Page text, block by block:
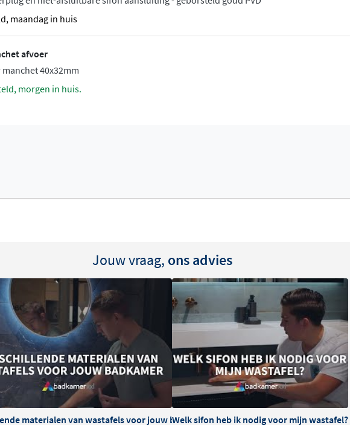
invloeden. PVD-coatings
en behouden hun mooie
maandag in huis
afvoer
40x32mm
morgen in huis.
Jouw vraag, ons advies
materialen van wastafels voor jouw badkamerWelk sifon heb ik nodig voor mijn wastafel?